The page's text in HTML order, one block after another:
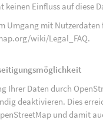
keinen Einfluss auf diese
Umgang mit
wiki/Legal_FAQ.
Ihrer Daten durch
deaktivieren. Dies
und damit